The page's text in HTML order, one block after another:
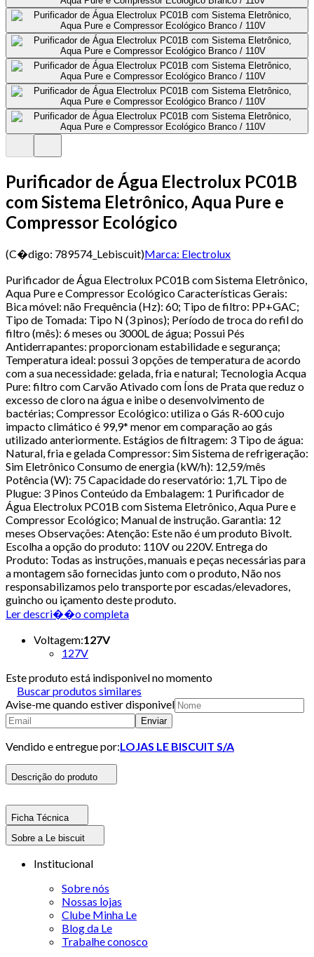
Purificador de Água Electrolux PC01B
com Sistema Eletrônico, Aqua Pure e
Compressor Ecológico
(C�digo: 789574_Lebiscuit)Marca: Electrolux
Purificador de Água Electrolux PC01B com Sistema Eletrônico,
Aqua Pure e Compressor Ecológico Características Gerais:
Bica móvel: não Frequência (Hz): 60; Tipo de filtro: PP+GAC;
Tipo de Tomada: Tipo N (3 pinos); Período de troca do refil do
filtro (mês): 6 meses ou 3000L de água; Possui Pés
Antiderrapantes: proporcionam estabilidade e segurança;
Temperatura ideal: possui 3 opções de temperatura de acordo
com a sua necessidade: gelada, fria e natural; Tecnologia Acqua
Pure: filtro com Carvão Ativado com Íons de Prata que reduz o
excesso de cloro na água e inibe o desenvolvimento de
bactérias; Compressor Ecológico: utiliza o Gás R-600 cujo
impacto climático é 99,9* menor em comparação ao gás
utilizado anteriormente. Estágios de filtragem: 3 Tipo de água:
Natural, fria e gelada Compressor: Sim Sistema de refrigeração:
Sim Eletrônico Consumo de energia (kW/h): 12,59/mês
Potência (W): 75 Capacidade do reservatório: 1,7L Tipo de
Plugue: 3 Pinos Conteúdo da Embalagem: 1 Purificador de
Água Electrolux PC01B com Sistema Eletrônico, Aqua Pure e
Compressor Ecológico; Manual de instrução. Garantia: 12
meses Observações: Atenção: Este não é um produto Bivolt.
Escolha a opção do produto: 110V ou 220V. Entrega do
Produto: Todas as instruções, manuais e peças necessárias para
a montagem são fornecidas junto com o produto, Não nos
responsabilizamos pelo transporte por escadas/elevadores,
guincho ou içamento deste produto.
Ler descri��o completa
Voltagem:127V
127V
Este produto está indisponivel no momento
Buscar produtos similares
Avise-me quando estiver disponivel
Enviar
Vendido e entregue por:LOJAS LE BISCUIT S/A
Descrição do produto
Ficha Técnica
Sobre a Le biscuit
Institucional
Sobre nós
Nossas lojas
Clube Minha Le
Blog da Le
Trabalhe conosco